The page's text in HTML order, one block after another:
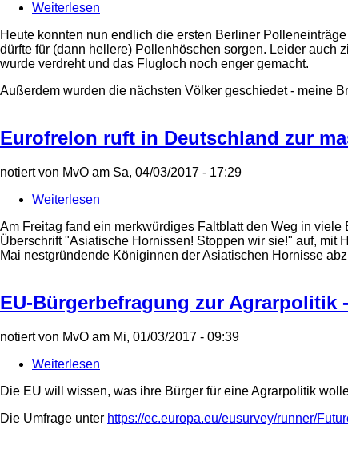
Weiterlesen
Polleneintrag
Heute konnten nun endlich die ersten Berliner
dürfte für (dann hellere) Pollenhöschen sorgen. Leider auch
wurde verdreht und das Flugloch noch enger gemacht.
Außerdem wurden die nächsten Völker geschiedet - meine
Eurofrelon ruft in Deutschland zur
notiert von MvO am Sa, 04/03/2017 - 17:29
Weiterlesen
ruft
in
Deutschland
rechtswidrigen
Jagd
auf
die
auf!
Am Freitag fand ein merkwürdiges Faltblatt den Weg in
Überschrift "Asiatische Hornissen! Stoppen wir sie!" auf, mit
Mai nestgründende Königinnen der Asiatischen Hornisse
EU-Bürgerbefragung zur Agrarpolitik
notiert von MvO am Mi, 01/03/2017 - 09:39
Weiterlesen
Bürgerbefragung
Agrarpolitik
Die EU will wissen, was ihre Bürger für eine Agrarpolitik
Die Umfrage unter https://ec.europa.eu/eusurvey/runner/